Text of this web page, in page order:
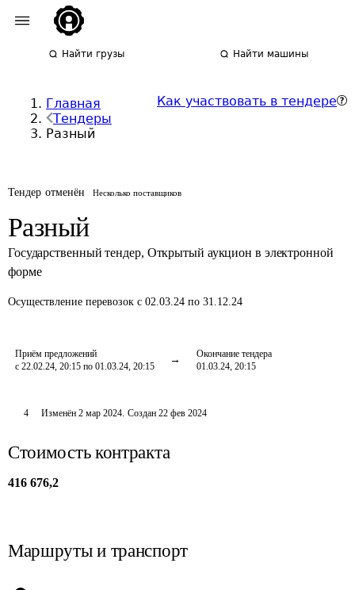
Найти грузы Найти машины
Главная
Тендеры
Разный
Как участвовать в тендере
Тендер отменён Несколько поставщиков
Разный
Государственный тендер, Открытый аукцион в электронной
форме
Осуществление перевозок с 02.03.24 по 31.12.24
Приём предложений
с 22.02.24, 20:15 по 01.03.24, 20:15
Окончание тендера
01.03.24, 20:15
4 Изменён 2 мар 2024. Создан 22 фев 2024
Стоимость контракта
416 676,2
Маршруты и транспорт